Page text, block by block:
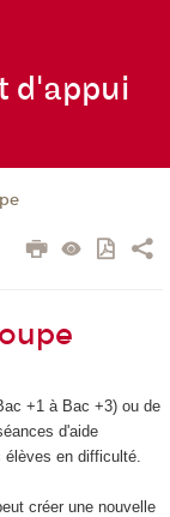
d'appui
+1 à Bac +3) ou de
d'aide
élèves en difficulté.
créer une nouvelle